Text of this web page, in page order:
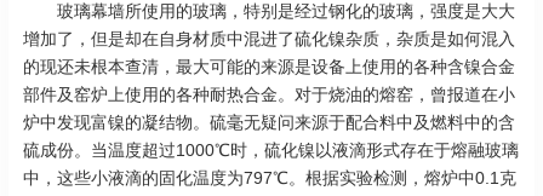
玻璃幕墙所使用的玻璃，特别是经过钢化的玻璃，强度是大大
增加了，但是却在自身材质中混进了硫化镍杂质，杂质是如何混入
的现还未根本查清，最大可能的来源是设备上使用的各种含镍合金
部件及窑炉上使用的各种耐热合金。对于烧油的熔窑，曾报道在小
炉中发现富镍的凝结物。硫毫无疑问来源于配合料中及燃料中的含
硫成份。当温度超过1000℃时，硫化镍以液滴形式存在于熔融玻璃
中，这些小液滴的固化温度为797℃。根据实验检测，熔炉中0.1克